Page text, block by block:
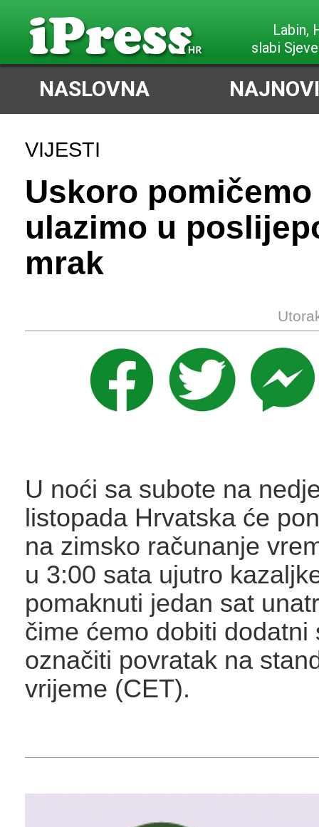
Labin,
slabi
NASLOVNA
VIJESTI
Uskoro
ulazimo u
mrak
U noći sa subote na
listopada Hrvatska će
na zimsko računanje
u 3:00 sata ujutro
pomaknuti jedan sat
čime ćemo dobiti dodatni
označiti povratak na
vrijeme (CET).